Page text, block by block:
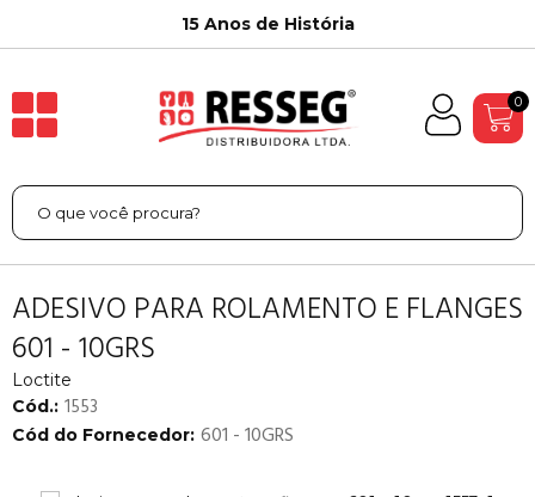
15 Anos de História
0
ADESIVO PARA ROLAMENTO E FLANGES
601 - 10GRS
Loctite
Cód.: 1553
Cód do Fornecedor: 601 - 10GRS